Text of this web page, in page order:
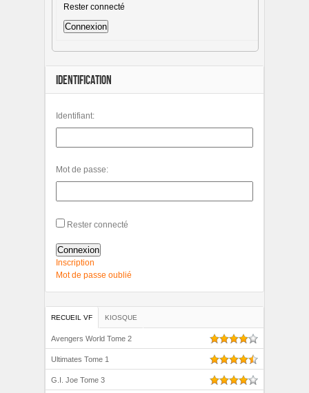
Rester connecté
Connexion
IDENTIFICATION
Identifiant:
Mot de passe:
Rester connecté
Connexion
Inscription
Mot de passe oublié
RECUEIL VF KIOSQUE
Avengers World Tome 2
Ultimates Tome 1
G.I. Joe Tome 3